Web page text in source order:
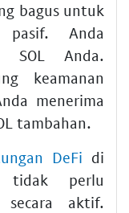
bagus untuk
pasif. Anda
SOL Anda.
keamanan
menerima
tambahan.
DeFi di
perlu
aktif.